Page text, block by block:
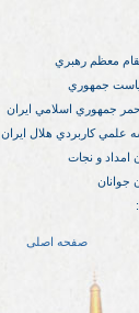
معظم رهبري
جمهوري
جمهوري اسلامي ايران
علمي كاربردي هلال ایران
امداد و نجات
جوانان
صفحه اصلی